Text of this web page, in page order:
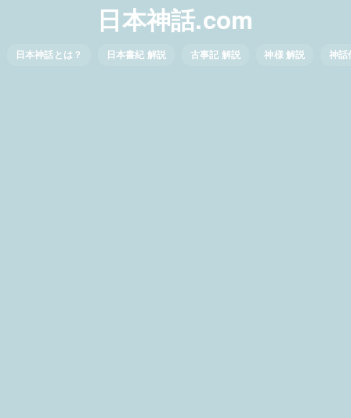
日本神話.com
日本神話とは？ 日本書紀 解説 古事記 解説 神様 解説 神話